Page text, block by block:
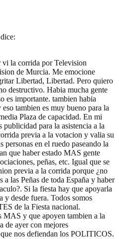
dice:
la corrida por Television
de Murcia. Me emocione
Libertad, Libertad. Pero quiero
destructivo. Habia mucha gente
es importante. tambien habia
eso tambien es muy bueno para la
Plaza de capacidad. En mi
publicidad para la asistencia a la
previa a la votacion y valia su
personas en el ruedo paseando la
haber estado MAS gente
peñas, etc. Igual que se
previa a la corrida porque ¿no
a las Peñas de toda España y haber
Si la fiesta hay que apoyarla
y desde fuera. Todos somos
de la Fiesta nacional.
MAS y que apoyen tambien a la
de ayer con mejores
nos defiendan los POLITICOS.